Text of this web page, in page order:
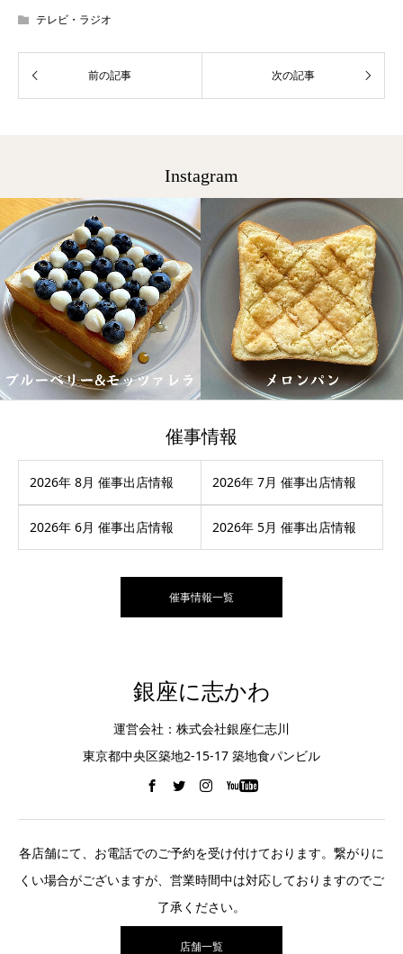
テレビ・ラジオ
Instagram
催事情報
2026年 8月 催事出店情報 2026年 7月 催事出店情報
2026年 6月 催事出店情報 2026年 5月 催事出店情報
催事情報一覧
銀座に志かわ
運営会社：株式会社銀座仁志川
東京都中央区築地2-15-17 築地食パンビル
各店舗にて、お電話でのご予約を受け付けております。繋がりに
くい場合がございますが、営業時間中は対応しておりますのでご
了承ください。
店舗一覧